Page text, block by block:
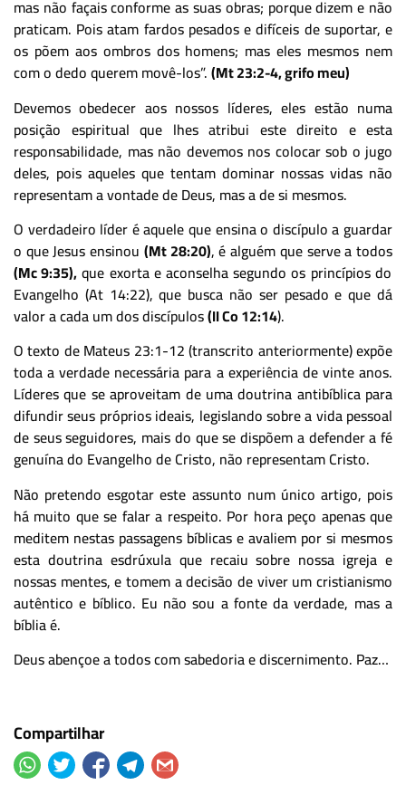
mas não façais conforme as suas obras; porque dizem e não
praticam. Pois atam fardos pesados e difíceis de suportar, e
os põem aos ombros dos homens; mas eles mesmos nem
com o dedo querem movê-los”.(Mt 23:2-4, grifo meu)
Devemos obedecer aos nossos líderes, eles estão numa
posição espiritual que lhes atribui este direito e esta
responsabilidade, mas não devemos nos colocar sob o jugo
deles, pois aqueles que tentam dominar nossas vidas não
representam a vontade de Deus, mas a de si mesmos.
O verdadeiro líder é aquele que ensina o discípulo a guardar
o que Jesus ensinou (Mt 28:20), é alguém que serve a todos
(Mc 9:35),que exorta e aconselha segundo os princípios do
Evangelho (At 14:22), que busca não ser pesado e que dá
valor a cada um dos discípulos(II Co 12:14).
O texto de Mateus 23:1-12 (transcrito anteriormente) expõe
toda a verdade necessária para a experiência de vinte anos.
Líderes que se aproveitam de uma doutrina antibíblica para
difundir seus próprios ideais, legislando sobre a vida pessoal
de seus seguidores, mais do que se dispõem a defender a fé
genuína do Evangelho de Cristo, não representam Cristo.
Não pretendo esgotar este assunto num único artigo, pois
há muito que se falar a respeito. Por hora peço apenas que
meditem nestas passagens bíblicas e avaliem por si mesmos
esta doutrina esdrúxula que recaiu sobre nossa igreja e
nossas mentes, e tomem a decisão de viver um cristianismo
autêntico e bíblico. Eu não sou a fonte da verdade, mas a
bíblia é.
Deus abençoe a todos com sabedoria e discernimento. Paz…
Compartilhar